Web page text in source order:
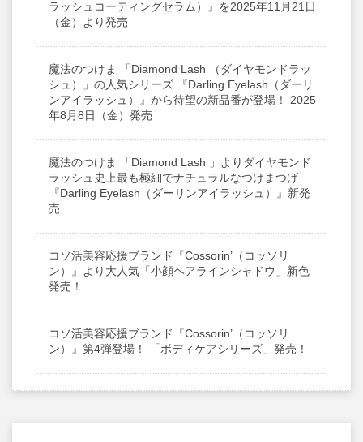
ラッシュコーティングセラム）』を2025年11月21日
（金）より発売
魔法のつけま 「Diamond Lash （ダイヤモンドラッ
シュ）」の人気シリーズ 『Darling Eyelash（ダーリ
ンアイラッシュ）』から待望の新品番が登場！ 2025
年8月8日（金）発売
魔法のつけま 「Diamond Lash 」よりダイヤモンド
ラッシュ史上最も極細でナチュラルなつけまつげ
『Darling Eyelash（ダーリンアイラッシュ）』新発
売
コソ活美容応援ブランド『Cossorin’（コッソリ
ン）』より大人気「小顔ヘアラインシャドウ」新色
発売！
コソ活美容応援ブランド『Cossorin’（コッソリ
ン）』第4弾登場！ 「ボディケアシリーズ」発売！